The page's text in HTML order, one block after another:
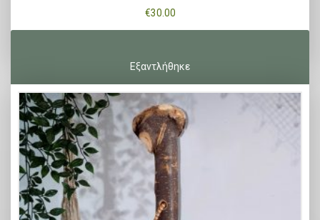
€30.00